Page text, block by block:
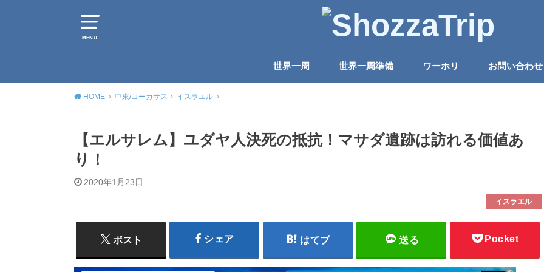
MENU
世界一周 世界一周準備 ワーホリ お問い合わせ
HOME 中東/コーカサス イスラエル
【エルサレム】ユダヤ人決死の抵抗！マサダ遺跡は訪れる価値あ
り！
2020年1月23日
イスラエル
ポスト シェア はてブ 送る Pocket